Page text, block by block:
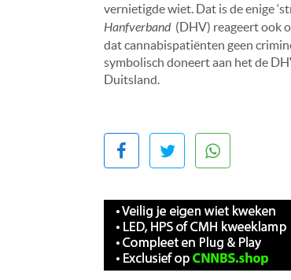
vernietigde wiet. Dat is de enige
Hanfverband(DHV) reageert ook
dat cannabispatiënten geen
symbolisch doneert aan het de
Duitsland.